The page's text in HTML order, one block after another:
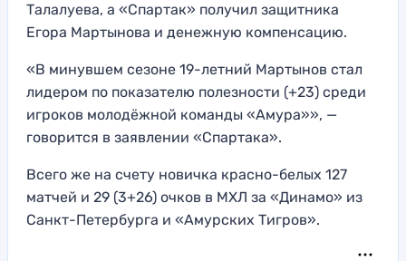
Талалуева, а «Спартак» получил защитника
Егора Мартынова и денежную компенсацию.
«В минувшем сезоне 19-летний Мартынов стал
лидером по показателю полезности (+23) среди
игроков молодёжной команды «Амура»», —
говорится в заявлении «Спартака».
Всего же на счету новичка красно-белых 127
матчей и 29 (3+26) очков в МХЛ за «Динамо» из
Санкт-Петербурга и «Амурских Тигров».